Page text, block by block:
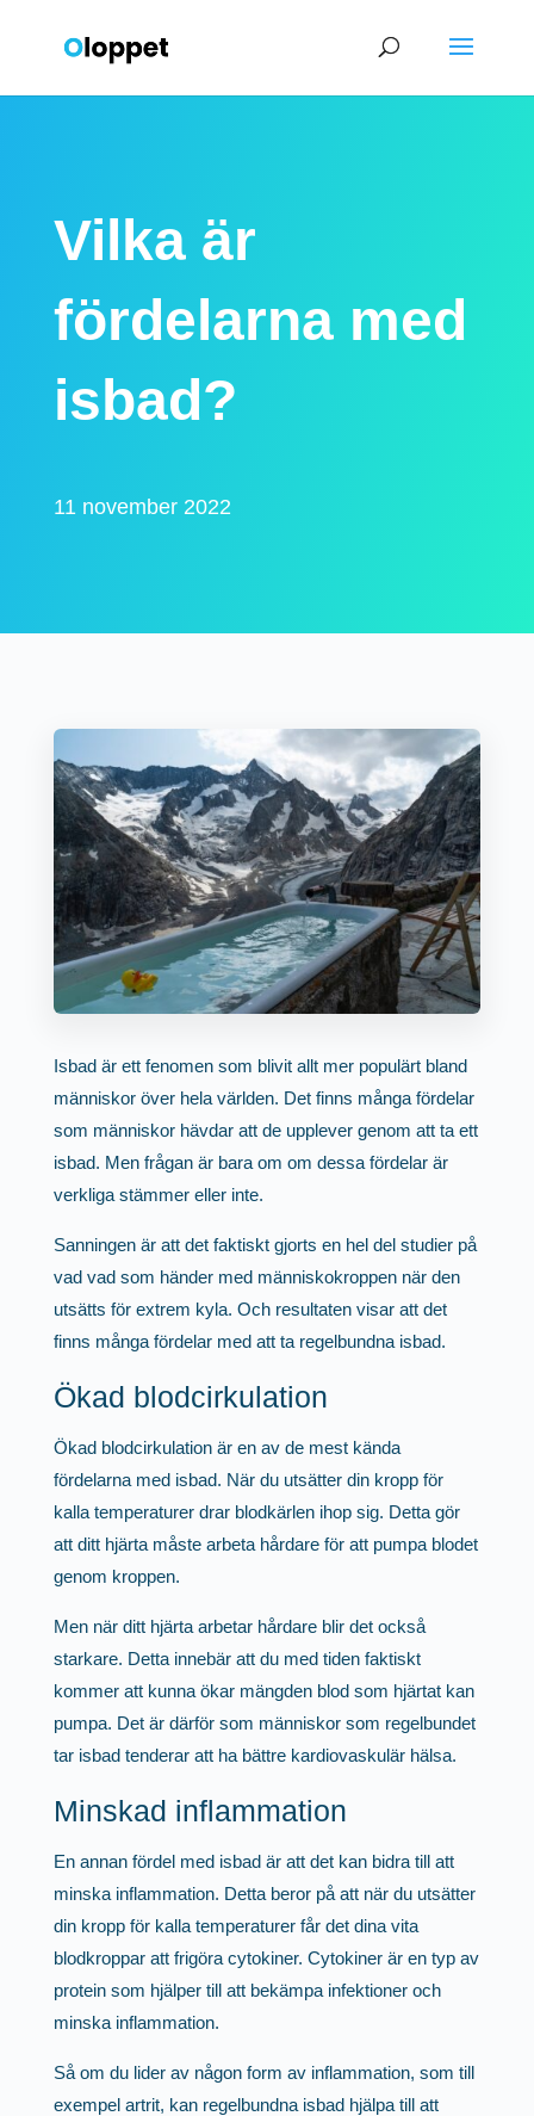
Vilka är
fördelarna med
isbad?
11 november 2022
Isbad är ett fenomen som blivit allt mer populärt bland
människor över hela världen. Det finns många fördelar
som människor hävdar att de upplever genom att ta ett
isbad. Men frågan är bara om om dessa fördelar är
verkliga stämmer eller inte.
Sanningen är att det faktiskt gjorts en hel del studier på
vad vad som händer med människokroppen när den
utsätts för extrem kyla. Och resultaten visar att det
finns många fördelar med att ta regelbundna isbad.
Ökad blodcirkulation
Ökad blodcirkulation är en av de mest kända
fördelarna med isbad. När du utsätter din kropp för
kalla temperaturer drar blodkärlen ihop sig. Detta gör
att ditt hjärta måste arbeta hårdare för att pumpa blodet
genom kroppen.
Men när ditt hjärta arbetar hårdare blir det också
starkare. Detta innebär att du med tiden faktiskt
kommer att kunna ökar mängden blod som hjärtat kan
pumpa. Det är därför som människor som regelbundet
tar isbad tenderar att ha bättre kardiovaskulär hälsa.
Minskad inflammation
En annan fördel med isbad är att det kan bidra till att
minska inflammation. Detta beror på att när du utsätter
din kropp för kalla temperaturer får det dina vita
blodkroppar att frigöra cytokiner. Cytokiner är en typ av
protein som hjälper till att bekämpa infektioner och
minska inflammation.
Så om du lider av någon form av inflammation, som till
exempel artrit, kan regelbundna isbad hjälpa till att